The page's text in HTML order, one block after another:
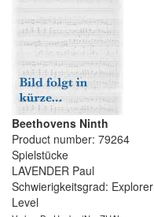
Beethovens Ninth
Product number: 79264
Spielstücke
LAVENDER Paul
Schwierigkeitsgrad: Explorer
Level